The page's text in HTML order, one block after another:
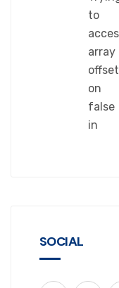
to
array
offset
on
false
in
SOCIAL